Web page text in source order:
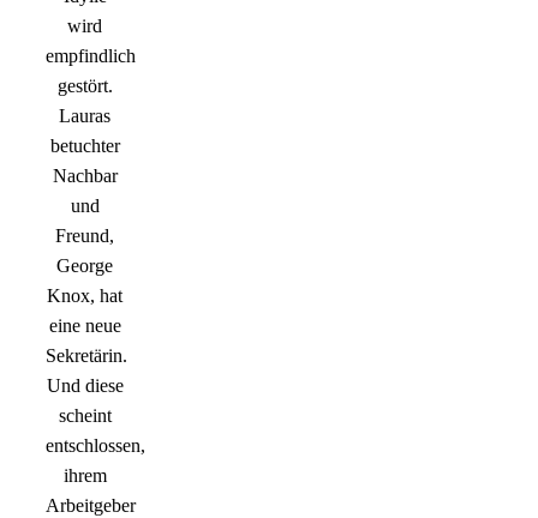
wird
empfindlich
gestört.
Lauras
betuchter
Nachbar
und
Freund,
George
Knox, hat
eine neue
Sekretärin.
Und diese
scheint
entschlossen,
ihrem
Arbeitgeber